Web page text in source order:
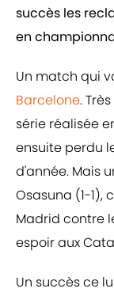
succès les
en
Un match qui
Barcelone.
série réalisée
ensuite perdu
d'année. Mais
Osasuna (1-1),
Madrid contre
espoir aux
Un succès ce